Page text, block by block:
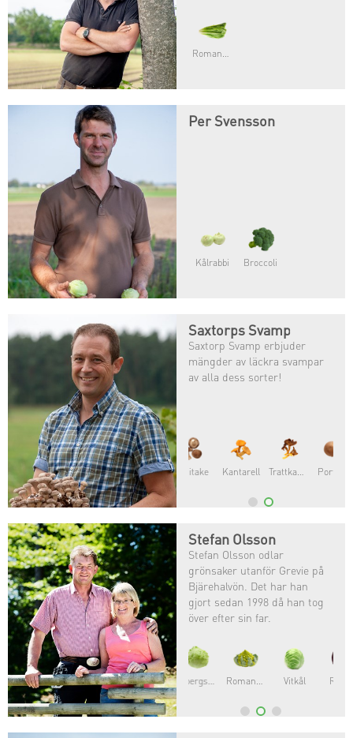
familjen tog over Dans
fädersgård.
Romansallat
Per Svensson
Kålrabbi Broccoli
Saxtorps Svamp
Saxtorp Svamp erbjuder
mängder av läckra svampar
av alla dess sorter!
Kantarell Trattkantarell Portabello
Stefan Olsson
Stefan Olsson odlar
grönsaker utanför Grevie på
Bjärehalvön. Det har han
gjort sedan 1998 då han tog
över efter sin far.
Romanesco Vitkål Rödkål